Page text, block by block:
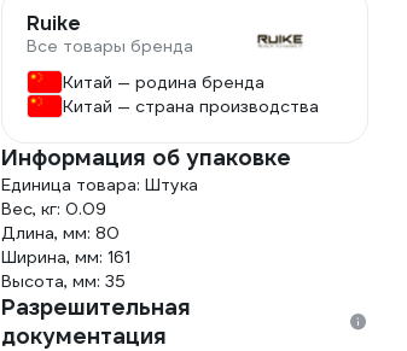
Ruike
Все товары бренда
Китай — родина бренда
Китай — страна производства
Информация об упаковке
Единица товара: Штука
Вес, кг: 0.09
Длина, мм: 80
Ширина, мм: 161
Высота, мм: 35
Разрешительная
документация